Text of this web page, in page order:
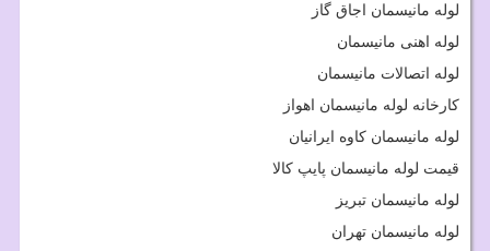
لوله مانیسمان اجاق گاز
لوله اهنی مانیسمان
لوله اتصالات مانیسمان
کارخانه لوله مانیسمان اهواز
لوله مانیسمان کاوه ایرانیان
قیمت لوله مانیسمان پایپ کالا
لوله مانیسمان تبریز
لوله مانیسمان تهران